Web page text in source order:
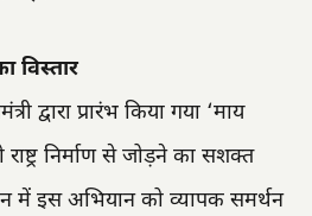
विस्तार
द्वारा प्रारंभ किया गया ‘माय
निर्माण से जोड़ने का सशक्त
में इस अभियान को व्यापक समर्थन